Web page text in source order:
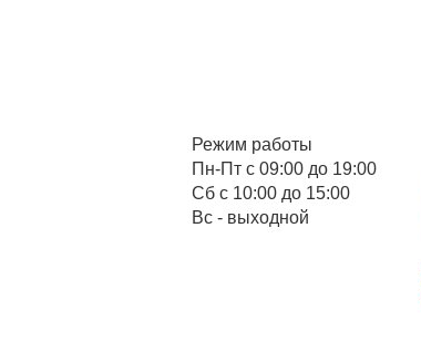
Режим работы
Пн-Пт с 09:00 до 19:00
Cб с 10:00 до 15:00
Вс - выходной